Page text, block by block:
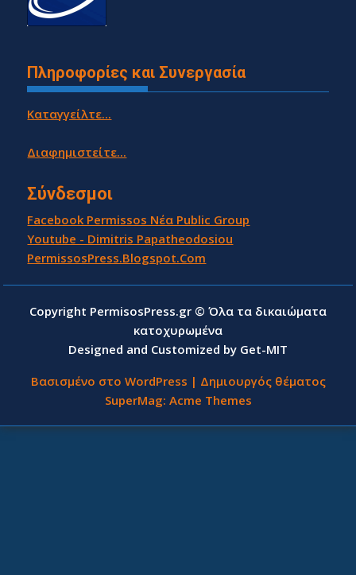
Πληροφορίες και Συνεργασία
Καταγγείλτε...
Διαφημιστείτε...
Σύνδεσμοι
Facebook Permissos Νέα Public Group
Youtube - Dimitris Papatheodosiou
PermissosPress.Blogspot.Com
Copyright PermisosPress.gr © Όλα τα δικαιώματα
κατοχυρωμένα
Designed and Customized by Get-MIT
Βασισμένο στο WordPress | Δημιουργός θέματος
SuperMag: Acme Themes